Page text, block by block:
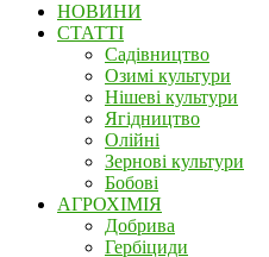
НОВИНИ
СТАТТІ
Садівництво
Озимі культури
Нішеві культури
Ягідництво
Олійні
Зернові культури
Бобові
АГРОХІМІЯ
Добрива
Гербіциди